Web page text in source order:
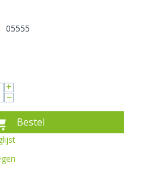
05555
+
−
Bestel